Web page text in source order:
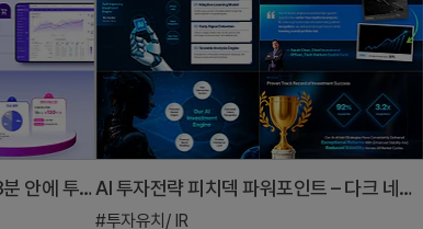
파워포인트 투자유치 템플릿 | 3분 안에 투자자를 설득하는 데모데이 피치덱 완성본 AI 투자전략 피치덱 파워포인트 – 다크 네이비 18슬라이드 세트
#투자유치/ IR